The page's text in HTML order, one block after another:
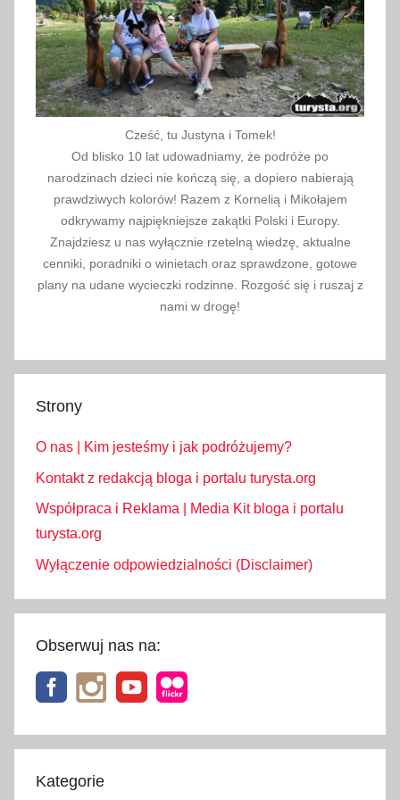
Cześć, tu Justyna i Tomek!
Od blisko 10 lat udowadniamy, że podróże po
narodzinach dzieci nie kończą się, a dopiero nabierają
prawdziwych kolorów! Razem z Kornelią i Mikołajem
odkrywamy najpiękniejsze zakątki Polski i Europy.
Znajdziesz u nas wyłącznie rzetelną wiedzę, aktualne
cenniki, poradniki o winietach oraz sprawdzone, gotowe
plany na udane wycieczki rodzinne. Rozgość się i ruszaj z
nami w drogę!
Strony
O nas | Kim jesteśmy i jak podróżujemy?
Kontakt z redakcją bloga i portalu turysta.org
Współpraca i Reklama | Media Kit bloga i portalu
turysta.org
Wyłączenie odpowiedzialności (Disclaimer)
Obserwuj nas na:
Kategorie